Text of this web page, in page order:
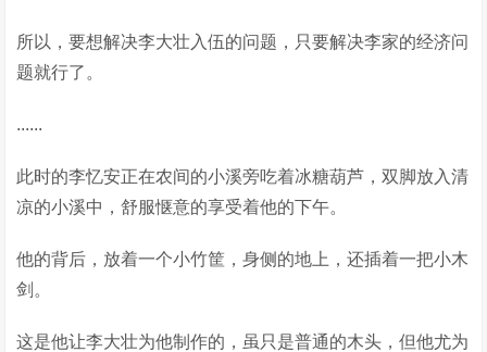
所以，要想解决李大壮入伍的问题，只要解决李家的经济问
题就行了。
......
此时的李忆安正在农间的小溪旁吃着冰糖葫芦，双脚放入清
凉的小溪中，舒服惬意的享受着他的下午。
他的背后，放着一个小竹筐，身侧的地上，还插着一把小木
剑。
这是他让李大壮为他制作的，虽只是普通的木头，但他尤为